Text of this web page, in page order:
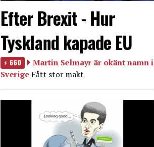
Efter Brexit - Hur
Tyskland kapade EU
660
Martin Selmayr är okänt namn i
Sverige Fått stor makt